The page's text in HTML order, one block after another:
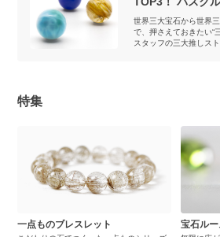
世界三大宝石から世界
で、押さえておきたい“
スタッフの三大推しス
特集
一点ものブレスレット 宝石ル